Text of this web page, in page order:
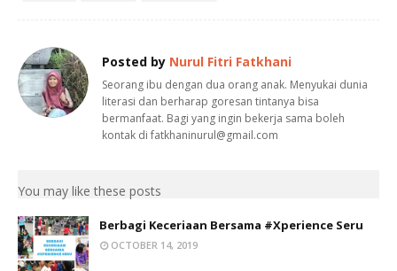
Posted by Nurul Fitri Fatkhani
Seorang ibu dengan dua orang anak. Menyukai dunia
literasi dan berharap goresan tintanya bisa
bermanfaat. Bagi yang ingin bekerja sama boleh
kontak di fatkhaninurul@gmail.com
You may like these posts
Berbagi Keceriaan Bersama #Xperience Seru
OCTOBER 14, 2019